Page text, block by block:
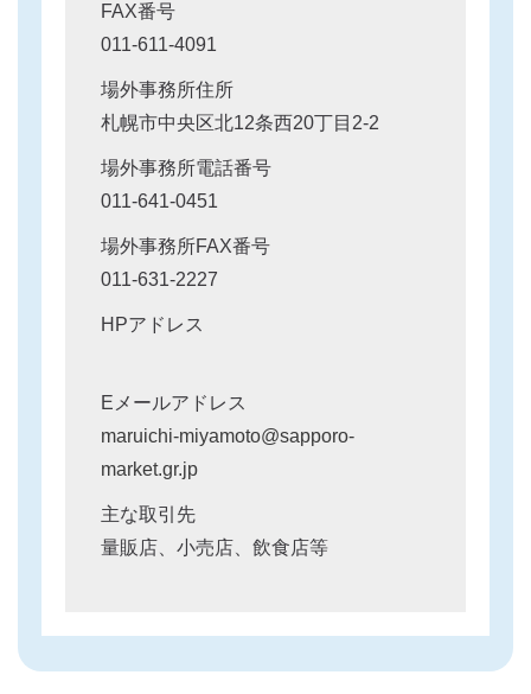
FAX番号
011-611-4091
場外事務所住所
札幌市中央区北12条西20丁目2-2
場外事務所電話番号
011-641-0451
場外事務所FAX番号
011-631-2227
HPアドレス
Eメールアドレス
maruichi-miyamoto@sapporo-
market.gr.jp
主な取引先
量販店、小売店、飲食店等